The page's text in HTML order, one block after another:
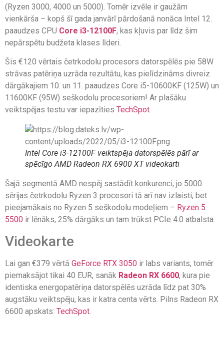
(Ryzen 3000, 4000 un 5000). Tomēr izvēle ir gaužām
vienkārša – kopš šī gada janvārī pārdošanā nonāca Intel 12.
paaudzes CPU Core i3-12100F, kas kļuvis par līdz šim
nepārspētu budžeta klases līderi.
Šis €120 vērtais četrkodolu procesors datorspēlēs pie 58W
strāvas patēriņa uzrāda rezultātu, kas pielīdzināms divreiz
dārgākajiem 10. un 11. paaudzes Core i5-10600KF (125W) un
11600KF (95W) seškodolu procesoriem! Ar plašāku
veiktspējas testu var iepazīties TechSpot.
Intel Core i3-12100F veiktspēja datorspēlēs pārī ar
spēcīgo AMD Radeon RX 6900 XT videokarti
Šajā segmentā AMD nespēj sastādīt konkurenci, jo 5000.
sērijas četrkodolu Ryzen 3 procesori tā arī nav izlaisti, bet
pieejamākais no Ryzen 5 seškodolu modeļiem – Ryzen 5
5500 ir lēnāks, 25% dārgāks un tam trūkst PCIe 4.0 atbalsta.
Videokarte
Lai gan €379 vērtā GeForce RTX 3050 ir labs variants, tomēr
piemaksājot tikai 40 EUR, sanāk Radeon RX 6600, kura pie
identiska energopatēriņa datorspēlēs uzrāda līdz pat 30%
augstāku veiktspēju, kas ir katra centa vērts. Pilns Radeon RX
6600 apskats: TechSpot